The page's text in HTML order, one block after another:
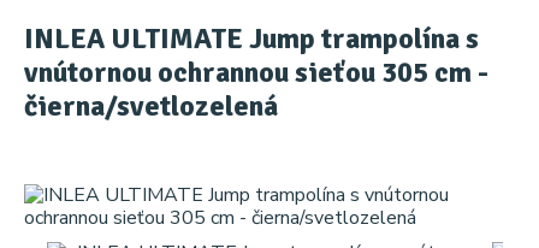
INLEA ULTIMATE Jump trampolína s
vnútornou ochrannou sieťou 305 cm -
čierna/svetlozelená